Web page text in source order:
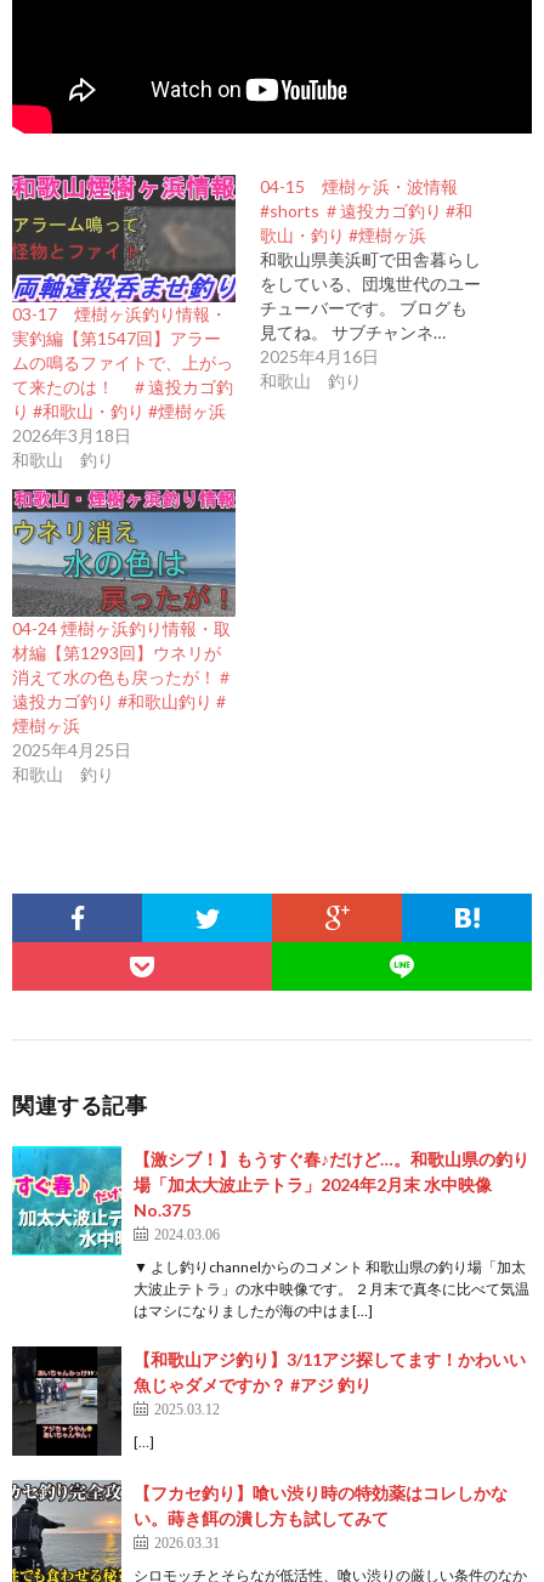
03-17 煙樹ヶ浜釣り情報・
実釣編【第1547回】アラー
ムの鳴るファイトで、上がっ
て来たのは！ ＃遠投カゴ釣
り #和歌山・釣り #煙樹ヶ浜
2026年3月18日
和歌山 釣り
04-15 煙樹ヶ浜・波情報
#shorts ＃遠投カゴ釣り #和
歌山・釣り #煙樹ヶ浜
和歌山県美浜町で田舎暮らし
をしている、団塊世代のユー
チューバーです。 ブログも
見てね。 サブチャンネ…
2025年4月16日
和歌山 釣り
04-24 煙樹ヶ浜釣り情報・取
材編【第1293回】ウネリが
消えて水の色も戻ったが！＃
遠投カゴ釣り #和歌山釣り #
煙樹ヶ浜
2025年4月25日
和歌山 釣り
関連する記事
【激シブ！】もうすぐ春♪だけど…。和歌山県の釣り
場「加太大波止テトラ」2024年2月末 水中映像
No.375
2024.03.06
▼ よし釣りchannelからのコメント 和歌山県の釣り場「加太
大波止テトラ」の水中映像です。 ２月末で真冬に比べて気温
はマシになりましたが海の中はま[…]
【和歌山アジ釣り】3/11アジ探してます！かわいい
魚じゃダメですか？ #アジ 釣り
2025.03.12
[…]
【フカセ釣り】喰い渋り時の特効薬はコレしかな
い。蒔き餌の潰し方も試してみて
2026.03.31
シロモッチとそらなが低活性、喰い渋りの厳しい条件のなか